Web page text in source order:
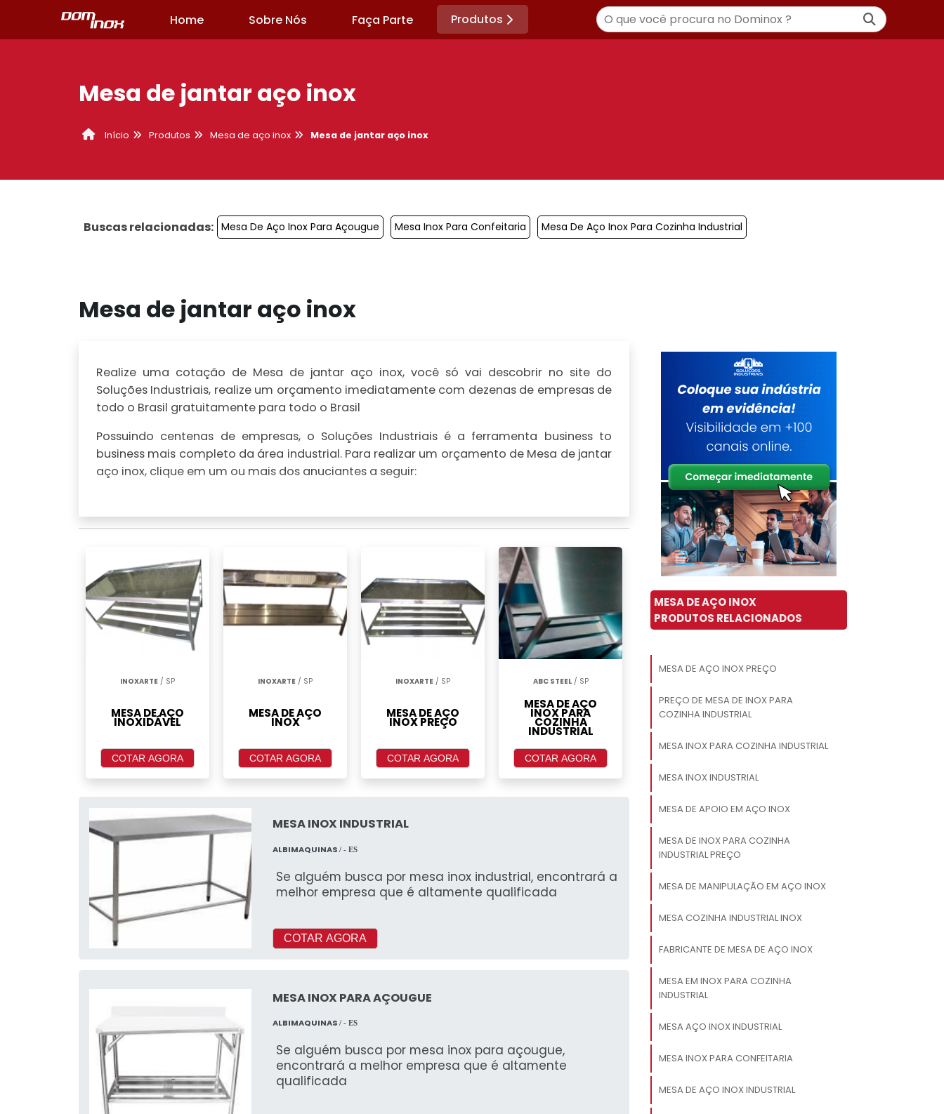
Home Sobre Nós Faça Parte Produtos
Mesa de jantar aço inox
Início Produtos Mesa de aço inox Mesa de jantar aço inox
Buscas relacionadas: Mesa De Aço Inox Para Açougue Mesa Inox Para Confeitaria Mesa De Aço Inox Para Cozinha Industrial
Mesa de jantar aço inox
Realize uma cotação de Mesa de jantar aço inox, você só vai descobrir no site do
Soluções Industriais, realize um orçamento imediatamente com dezenas de empresas de
todo o Brasil gratuitamente para todo o Brasil
Possuindo centenas de empresas, o Soluções Industriais é a ferramenta business to
business mais completo da área industrial. Para realizar um orçamento de Mesa de jantar
aço inox, clique em um ou mais dos anuciantes a seguir:
INOXARTE / SP
MESA DE AÇO
INOXIDÁVEL
COTAR AGORA
INOXARTE / SP
MESA DE AÇO
INOX
COTAR AGORA
INOXARTE / SP
MESA DE AÇO
INOX PREÇO
COTAR AGORA
ABC STEEL/ SP
MESA DE AÇO
INOX PARA
COZINHA
INDUSTRIAL
COTAR AGORA
MESA INOX INDUSTRIAL
ALBIMAQUINAS/ - ES
Se alguém busca por mesa inox industrial, encontrará a
melhor empresa que é altamente qualificada
COTAR AGORA
MESA INOX PARA AÇOUGUE
ALBIMAQUINAS/ - ES
Se alguém busca por mesa inox para açougue,
encontrará a melhor empresa que é altamente
qualificada
MESA DE AÇO INOX
PRODUTOS RELACIONADOS
MESA DE AÇO INOX PREÇO
PREÇO DE MESA DE INOX PARA
COZINHA INDUSTRIAL
MESA INOX PARA COZINHA INDUSTRIAL
MESA INOX INDUSTRIAL
MESA DE APOIO EM AÇO INOX
MESA DE INOX PARA COZINHA
INDUSTRIAL PREÇO
MESA DE MANIPULAÇÃO EM AÇO INOX
MESA COZINHA INDUSTRIAL INOX
FABRICANTE DE MESA DE AÇO INOX
MESA EM INOX PARA COZINHA
INDUSTRIAL
MESA AÇO INOX INDUSTRIAL
MESA INOX PARA CONFEITARIA
MESA DE AÇO INOX INDUSTRIAL